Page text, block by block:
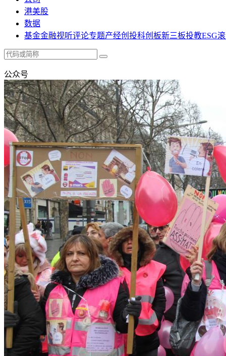
港美股
数据
基金金融视听评论专题产经创投科创板新三板投教ESG
公众号